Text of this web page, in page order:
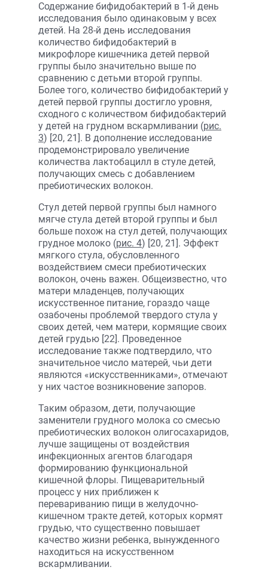
Содержание бифидобактерий в 1-й день
исследования было одинаковым у всех
детей. На 28-й день исследования
количество бифидобактерий в
микрофлоре кишечника детей первой
группы было значительно выше по
сравнению с детьми второй группы.
Более того, количество бифидобактерий у
детей первой группы достигло уровня,
сходного с количеством бифидобактерий
у детей на грудном вскармливании (рис.
3) [20, 21]. В дополнение исследование
продемонстрировало увеличение
количества лактобацилл в стуле детей,
получающих смесь с добавлением
пребиотических волокон.
Стул детей первой группы был намного
мягче стула детей второй группы и был
больше похож на стул детей, получающих
грудное молоко (рис. 4) [20, 21]. Эффект
мягкого стула, обусловленного
воздействием смеси пребиотических
волокон, очень важен. Общеизвестно, что
матери младенцев, получающих
искусственное питание, гораздо чаще
озабочены проблемой твердого стула у
своих детей, чем матери, кормящие своих
детей грудью [22]. Проведенное
исследование также подтвердило, что
значительное число матерей, чьи дети
являются «искусственниками», отмечают
у них частое возникновение запоров.
Таким образом, дети, получающие
заменители грудного молока со смесью
пребиотических волокон олигосахаридов,
лучше защищены от воздействия
инфекционных агентов благодаря
формированию функциональной
кишечной флоры. Пищеварительный
процесс у них приближен к
перевариванию пищи в желудочно-
кишечном тракте детей, которых кормят
грудью, что существенно повышает
качество жизни ребенка, вынужденного
находиться на искусственном
вскармливании.